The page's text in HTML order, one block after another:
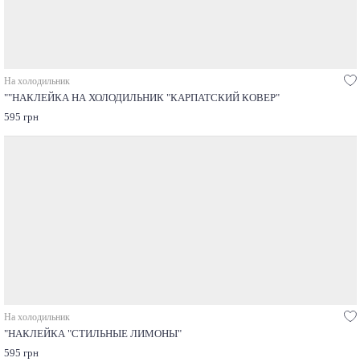
На холодильник
""НАКЛЕЙКА НА ХОЛОДИЛЬНИК "КАРПАТСКИЙ КОВЕР"
595 грн
На холодильник
"НАКЛЕЙКА "СТИЛЬНЫЕ ЛИМОНЫ"
595 грн